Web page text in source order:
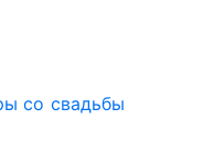
со свадьбы